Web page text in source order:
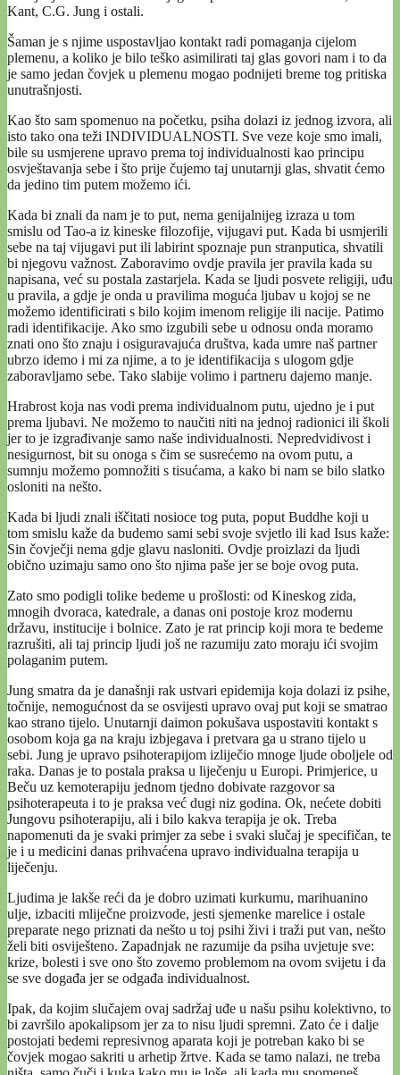
Kant, C.G. Jung i ostali.
Šaman je s njime uspostavljao kontakt radi pomaganja cijelom
plemenu, a koliko je bilo teško asimilirati taj glas govori nam i to da
je samo jedan čovjek u plemenu mogao podnijeti breme tog pritiska
unutrašnjosti.
Kao što sam spomenuo na početku, psiha dolazi iz jednog izvora, ali
isto tako ona teži INDIVIDUALNOSTI. Sve veze koje smo imali,
bile su usmjerene upravo prema toj individualnosti kao principu
osvještavanja sebe i što prije čujemo taj unutarnji glas, shvatit ćemo
da jedino tim putem možemo ići.
Kada bi znali da nam je to put, nema genijalnijeg izraza u tom
smislu od Tao-a iz kineske filozofije, vijugavi put. Kada bi usmjerili
sebe na taj vijugavi put ili labirint spoznaje pun stranputica, shvatili
bi njegovu važnost. Zaboravimo ovdje pravila jer pravila kada su
napisana, već su postala zastarjela. Kada se ljudi posvete religiji, uđu
u pravila, a gdje je onda u pravilima moguća ljubav u kojoj se ne
možemo identificirati s bilo kojim imenom religije ili nacije. Patimo
radi identifikacije. Ako smo izgubili sebe u odnosu onda moramo
znati ono što znaju i osiguravajuća društva, kada umre naš partner
ubrzo idemo i mi za njime, a to je identifikacija s ulogom gdje
zaboravljamo sebe. Tako slabije volimo i partneru dajemo manje.
Hrabrost koja nas vodi prema individualnom putu, ujedno je i put
prema ljubavi. Ne možemo to naučiti niti na jednoj radionici ili školi
jer to je izgrađivanje samo naše individualnosti. Nepredvidivost i
nesigurnost, bit su onoga s čim se susrećemo na ovom putu, a
sumnju možemo pomnožiti s tisućama, a kako bi nam se bilo slatko
osloniti na nešto.
Kada bi ljudi znali iščitati nosioce tog puta, poput Buddhe koji u
tom smislu kaže da budemo sami sebi svoje svjetlo ili kad Isus kaže:
Sin čovječji nema gdje glavu nasloniti. Ovdje proizlazi da ljudi
obično uzimaju samo ono što njima paše jer se boje ovog puta.
Zato smo podigli tolike bedeme u prošlosti: od Kineskog zida,
mnogih dvoraca, katedrale, a danas oni postoje kroz modernu
državu, institucije i bolnice. Zato je rat princip koji mora te bedeme
razrušiti, ali taj princip ljudi još ne razumiju zato moraju ići svojim
polaganim putem.
Jung smatra da je današnji rak ustvari epidemija koja dolazi iz psihe,
točnije, nemogućnost da se osvijesti upravo ovaj put koji se smatrao
kao strano tijelo. Unutarnji daimon pokušava uspostaviti kontakt s
osobom koja ga na kraju izbjegava i pretvara ga u strano tijelo u
sebi. Jung je upravo psihoterapijom izliječio mnoge ljude oboljele od
raka. Danas je to postala praksa u liječenju u Europi. Primjerice, u
Beču uz kemoterapiju jednom tjedno dobivate razgovor sa
psihoterapeuta i to je praksa već dugi niz godina. Ok, nećete dobiti
Jungovu psihoterapiju, ali i bilo kakva terapija je ok. Treba
napomenuti da je svaki primjer za sebe i svaki slučaj je specifičan, te
je i u medicini danas prihvaćena upravo individualna terapija u
liječenju.
Ljudima je lakše reći da je dobro uzimati kurkumu, marihuanino
ulje, izbaciti mliječne proizvode, jesti sjemenke marelice i ostale
preparate nego priznati da nešto u toj psihi živi i traži put van, nešto
želi biti osviješteno. Zapadnjak ne razumije da psiha uvjetuje sve:
krize, bolesti i sve ono što zovemo problemom na ovom svijetu i da
se sve događa jer se odgađa individualnost.
Ipak, da kojim slučajem ovaj sadržaj uđe u našu psihu kolektivno, to
bi završilo apokalipsom jer za to nisu ljudi spremni. Zato će i dalje
postojati bedemi represivnog aparata koji je potreban kako bi se
čovjek mogao sakriti u arhetip žrtve. Kada se tamo nalazi, ne treba